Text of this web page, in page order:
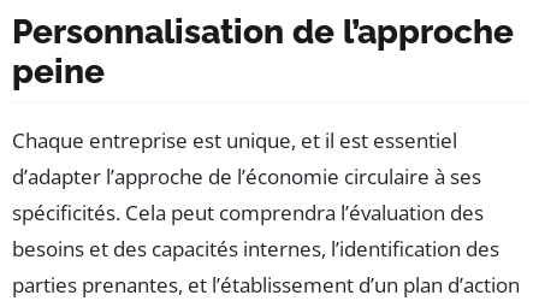
Personnalisation de l’approche
peine
Chaque entreprise est unique, et il est essentiel
d’adapter l’approche de l’économie circulaire à ses
spécificités. Cela peut comprendra l’évaluation des
besoins et des capacités internes, l’identification des
parties prenantes, et l’établissement d’un plan d’action